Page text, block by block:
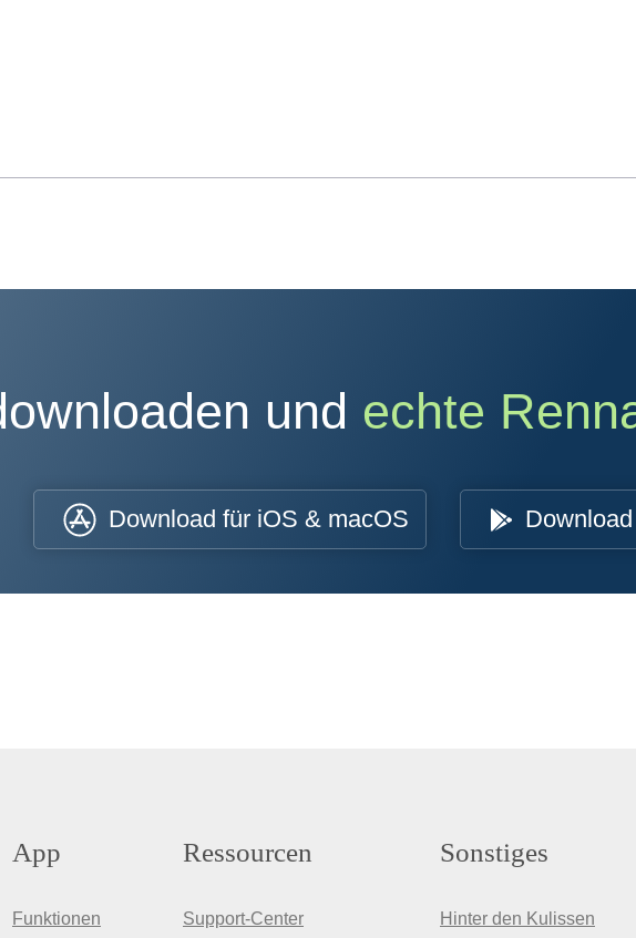
und echte
Download für iOS & macOS
App
Funktionen
Ressourcen
Support-Center
Sonstiges
Hinter den Kulissen